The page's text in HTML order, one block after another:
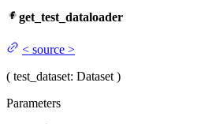
get_test_dataloader
< source >
( test_dataset: Dataset )
Parameters